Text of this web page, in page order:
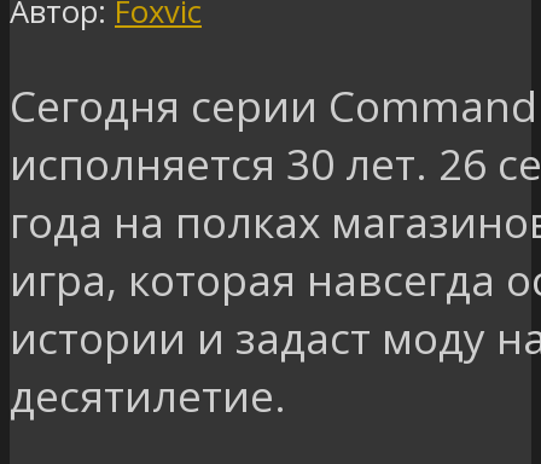
Автор: Foxvic
Сегодня серии
исполняется 30 лет. 26
года на полках
игра, которая навсегда
истории и задаст моду
десятилетие.